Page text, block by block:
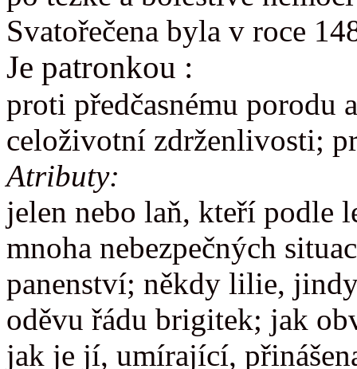
Svatořečena byla v roce
Je patronkou :
proti předčasnému
celoživotní zdrženlivosti;
Atributy:
jelen nebo laň, kteří podle
mnoha nebezpečných
panenství; někdy lilie,
oděvu řádu brigitek; jak
jak je jí, umírající,